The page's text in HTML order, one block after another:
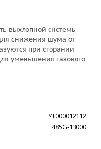
выхлопной системы
снижения шума от
при сгорании
уменьшения газового
УТ000012112
485G-13000